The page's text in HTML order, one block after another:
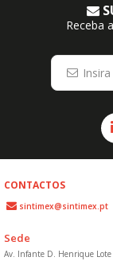
Receba
CONTACTOS
sintimex@sintimex.pt
Sede
Av. Infante D. Henrique Lote